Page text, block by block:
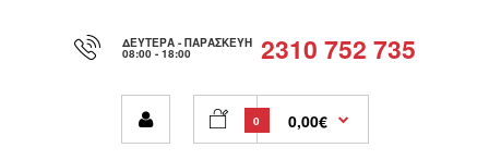
ΔΕΥΤΈΡΑ - ΠΑΡΑΣΚΕΥΉ
08:00 - 18:00 2310 752 735
0 0,00€